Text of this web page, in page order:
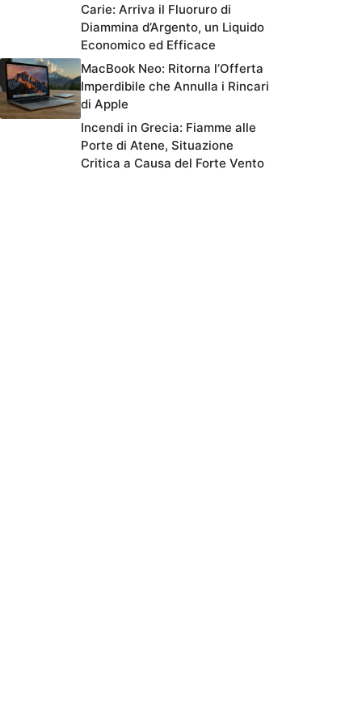
Carie: Arriva il Fluoruro di
Diammina d’Argento, un Liquido
Economico ed Efficace
MacBook Neo: Ritorna l’Offerta
Imperdibile che Annulla i Rincari
di Apple
Incendi in Grecia: Fiamme alle
Porte di Atene, Situazione
Critica a Causa del Forte Vento